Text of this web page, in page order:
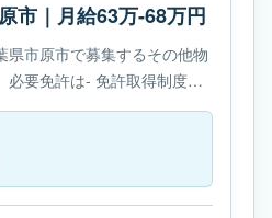
市｜月給63万-68万円
県市原市で募集するその他物
必要免許は- 免許取得制度あ